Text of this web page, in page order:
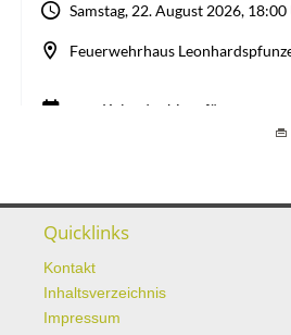
Quicklinks
Kontakt
Inhaltsverzeichnis
Impressum